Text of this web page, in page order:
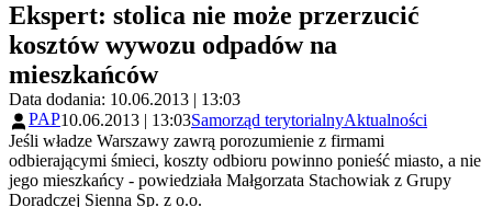
Ekspert: stolica nie może przerzucić
kosztów wywozu odpadów na
mieszkańców
Data dodania: 10.06.2013 | 13:03
PAP10.06.2013 | 13:03Samorząd terytorialnyAktualności
Jeśli władze Warszawy zawrą porozumienie z firmami
odbierającymi śmieci, koszty odbioru powinno ponieść miasto, a nie
jego mieszkańcy - powiedziała Małgorzata Stachowiak z Grupy
Doradczej Sienna Sp. z o.o.